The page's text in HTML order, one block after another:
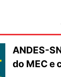
ANDES-
do MEC e